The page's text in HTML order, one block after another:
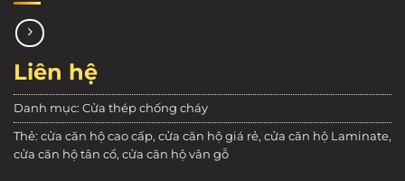
Liên hệ
Danh mục: Cửa thép chống cháy
Thẻ: cửa căn hộ cao cấp, cửa căn hộ giá rẻ, cửa căn hộ Laminate,
cửa căn hộ tân cổ, cửa căn hộ vân gỗ